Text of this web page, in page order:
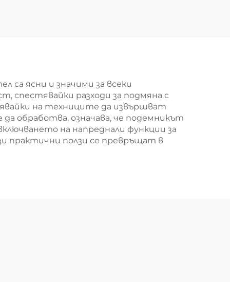
са ясни и значими за всеки
спестявайки разходи за подмяна с
на техниците да извършват
обработва, означава, че подемникът
на напреднали функции за
практични ползи се превръщат в